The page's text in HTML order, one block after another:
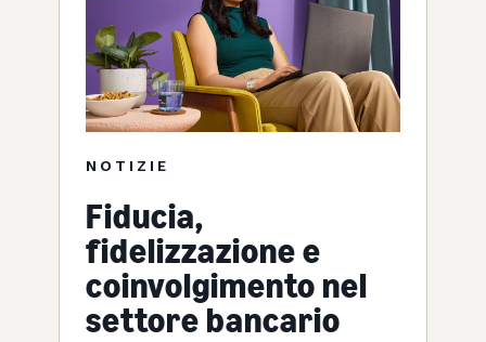
NOTIZIE
Fiducia,
fidelizzazione e
coinvolgimento nel
settore bancario